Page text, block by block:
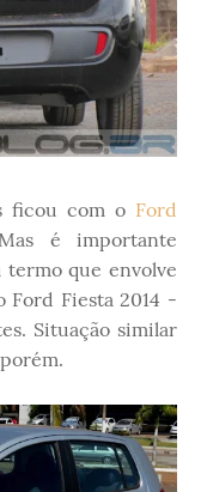
ficou com o Ford
é importante
que envolve
Ford Fiesta 2014 -
Situação similar